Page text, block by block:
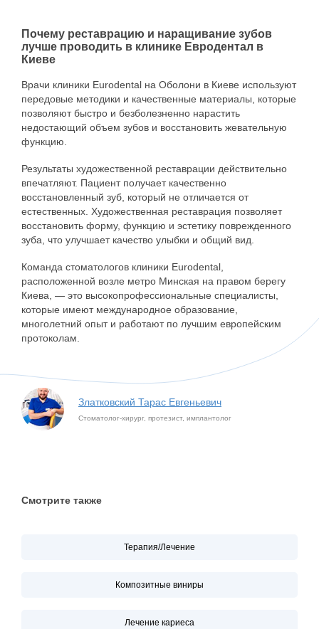
Почему реставрацию и наращивание зубов
лучше проводить в клинике Евродентал в
Киеве
Врачи клиники Eurodental на Оболони в Киеве используют
передовые методики и качественные материалы, которые
позволяют быстро и безболезненно нарастить
недостающий объем зубов и восстановить жевательную
функцию.
Результаты художественной реставрации действительно
впечатляют. Пациент получает качественно
восстановленный зуб, который не отличается от
естественных. Художественная реставрация позволяет
восстановить форму, функцию и эстетику поврежденного
зуба, что улучшает качество улыбки и общий вид.
Команда стоматологов клиники Eurodental,
расположенной возле метро Минская на правом берегу
Киева, — это высокопрофессиональные специалисты,
которые имеют международное образование,
многолетний опыт и работают по лучшим европейским
протоколам.
Златковский Тарас Евгеньевич
Стоматолог-хирург, протезист, имплантолог
Смотрите также
Терапия/Лечение
Композитные виниры
Лечение кариеса